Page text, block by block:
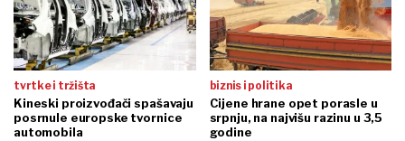
tvrtke i tržišta
Kineski proizvođači spašavaju
posrnule europske tvornice
automobila
biznis i politika
Cijene hrane opet porasle u
srpnju, na najvišu razinu u 3,5
godine